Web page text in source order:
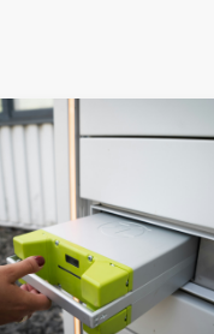
業務支援
構築コンサルティング
リングコンサルティング
けるAIコンサルティング
開発
Unified FEA
XT